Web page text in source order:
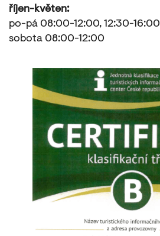
říjen-květen:
po-pá 08:00-12:00, 12:30-16:00
sobota 08:00-12:00